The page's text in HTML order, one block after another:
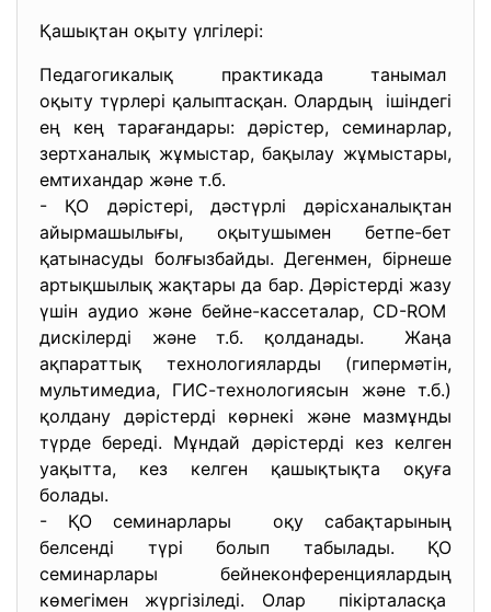
Қашықтан оқыту үлгілері:
Педагогикалық практикада танымал
оқыту түрлері қалыптасқан. Олардың ішіндегі
ең кең тарағандары: дәрістер, семинарлар,
зертханалық жұмыстар, бақылау жұмыстары,
емтихандар және т.б.
- ҚО дәрістері, дәстүрлі дәрісханалықтан
айырмашылығы, оқытушымен бетпе-бет
қатынасуды болғызбайды. Дегенмен, бірнеше
артықшылық жақтары да бар. Дәрістерді жазу
үшін аудио және бейне-кассеталар, CD-ROM
дискілерді және т.б. қолданады. Жаңа
ақпараттық технологияларды (гипермәтін,
мультимедиа, ГИС-технологиясын және т.б.)
қолдану дәрістерді көрнекі және мазмұнды
түрде береді. Мұндай дәрістерді кез келген
уақытта, кез келген қашықтықта оқуға
болады.
- ҚО семинарлары оқу сабақтарының
белсенді түрі болып табылады. ҚО
семинарлары бейнеконференциялардың
көмегімен жүргізіледі. Олар пікірталасқа